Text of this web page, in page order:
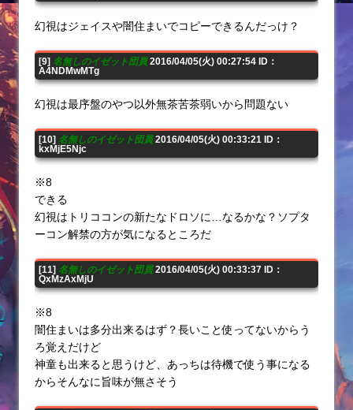
幻視はジェイスや闇住まいでコピーできるんだっけ？
[9] 名無しのイゼット団員2016/04/05(火) 00:27:54 ID：
A4NDMwMTg
幻視は最序盤のやつ以外無茶苦茶弱いから問題ない
[10] 名無しのイゼット団員2016/04/05(火) 00:33:21 ID：
kxMjE5Njc
※8
できる
幻視はトリココンの新たなドロソに…なるかな？ソプタ
ーコン解禁の方が気になるところだ
[11] 名無しのイゼット団員2016/04/05(火) 00:33:37 ID：
QxMzAxMjU
※8
闇住まいは多分出来るはず？長いこと使ってないからう
ろ覚えだけど
神童も出来ると思うけど、あっちは待機で使う事になる
からそんなに旨味が無さそう